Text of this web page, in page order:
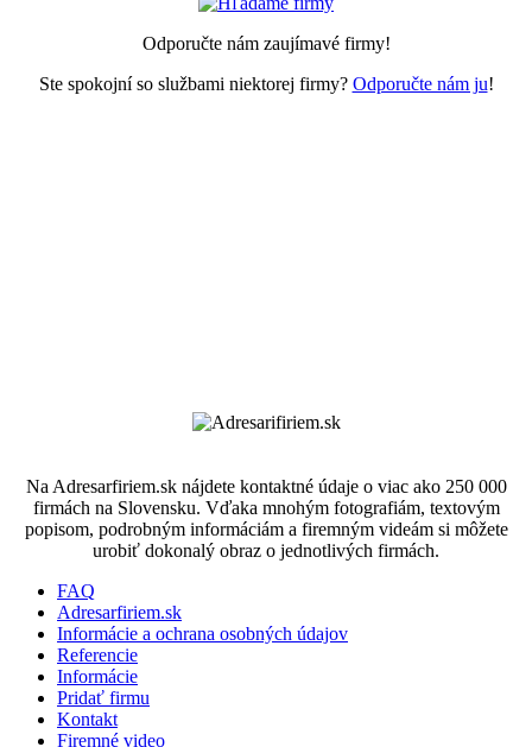
Odporučte nám zaujímavé firmy!
Ste spokojní so službami niektorej firmy? Odporučte nám ju!
Na Adresarfiriem.sk nájdete kontaktné údaje o viac ako 250 000
firmách na Slovensku. Vďaka mnohým fotografiám, textovým
popisom, podrobným informáciám a firemným videám si môžete
urobiť dokonalý obraz o jednotlivých firmách.
FAQ
Adresarfiriem.sk
Informácie a ochrana osobných údajov
Referencie
Informácie
Pridať firmu
Kontakt
Firemné video